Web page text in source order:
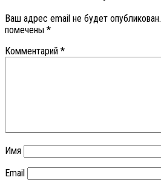
Ваш адрес email не будет опубликован.
помечены *
Комментарий *
Имя
Email